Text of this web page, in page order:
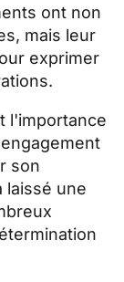
ont non
mais leur
exprimer
l'importance
son
laissé une